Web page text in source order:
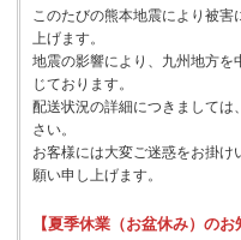
このたびの熊本地震により被害
上げます。
地震の影響により、九州地方を
じております。
配送状況の詳細につきまして
さい。
お客様には大変ご迷惑をお掛
願い申し上げます。
【夏季休業（お盆休み）のお